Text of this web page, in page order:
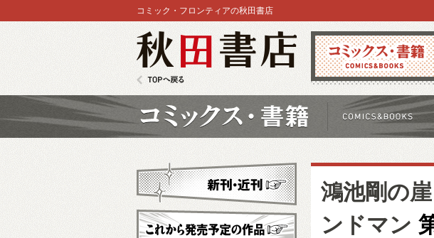
コミックス
コミック・フロンティアの秋田書店
鴻池剛の
ンドマン
新刊・近刊